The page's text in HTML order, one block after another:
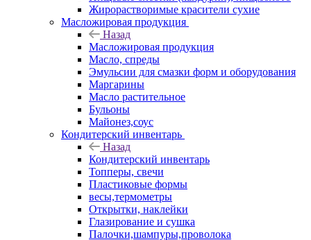
Жирорастворимые красители сухие
Масложировая продукция
Назад
Масложировая продукция
Масло, спреды
Эмульсии для смазки форм и оборудования
Маргарины
Масло растительное
Бульоны
Майонез,соус
Кондитерский инвентарь
Назад
Кондитерский инвентарь
Топперы, свечи
Пластиковые формы
весы,термометры
Открытки, наклейки
Глазирование и сушка
Палочки,шампуры,проволока